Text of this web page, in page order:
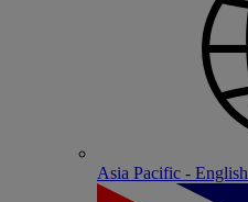
Asia Pacific - English